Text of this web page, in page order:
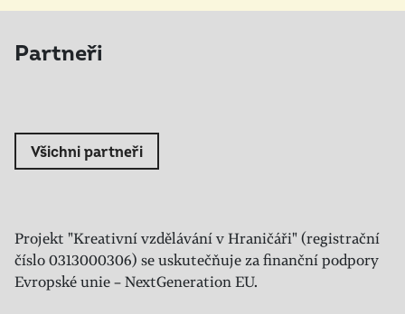
Partneři
Všichni partneři
Projekt "Kreativní vzdělávání v Hraničáři" (registrační
číslo 0313000306) se uskutečňuje za finanční podpory
Evropské unie – NextGeneration EU.